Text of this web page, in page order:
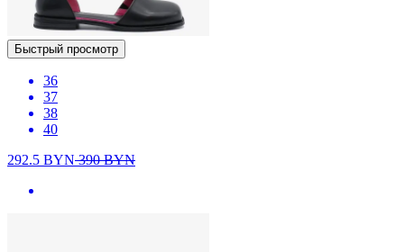
Быстрый просмотр
36
37
38
40
292.5 BYN390BYN